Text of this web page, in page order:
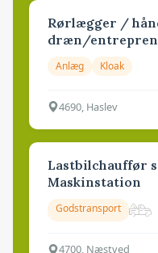
Rørlægger /
dræn/
Anlæg Kloak
4690, Haslev
Lastbilchauffør
Maskinstation
Godstransport
4700, Næstved